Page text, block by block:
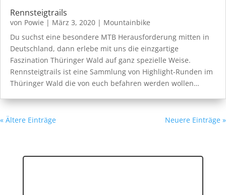
Rennsteigtrails
von Powie | März 3, 2020 | Mountainbike
Du suchst eine besondere MTB Herausforderung mitten in
Deutschland, dann erlebe mit uns die einzgartige
Faszination Thüringer Wald auf ganz spezielle Weise.
Rennsteigtrails ist eine Sammlung von Highlight-Runden im
Thüringer Wald die von euch befahren werden wollen…
« Ältere Einträge Neuere Einträge »